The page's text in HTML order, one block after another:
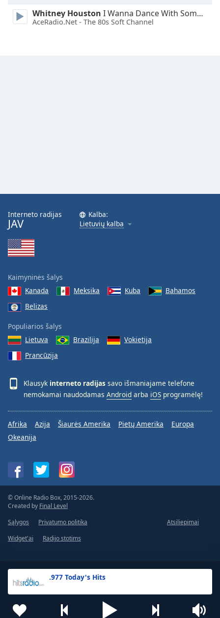
.977 Today's Hits
Whitney Houston I Wanna Dance With Somebody
AceRadio.Net - The 80s Soft Channel
Interneto radijas
JAV
Kalba:
Lietuvių kalba
Kaimyninės šalys
Kanada
Meksika Kuba
Bahamos
Belizas
Populiarios šalys
Lietuva
Brazilija
Vokietija
Prancūzija
Klausyk interneto radijas savo išmaniajame telefone
nemokamai naudodamas Android arba iOS programėlę!
Afrika Azija Šiaurės Amerika Pietų Amerika
Europa
Okeanija
© Online Radio Box, 2015-2026.
Created by Final Level
Sąlygos
Privatumo politika
Atsiliepimai
Widget'ai
Radijo stotims